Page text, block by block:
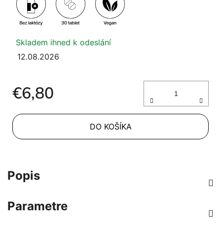
Skladem ihned k odeslání
12.08.2026
€6,80
DO KOŠÍKA
Popis
Parametre